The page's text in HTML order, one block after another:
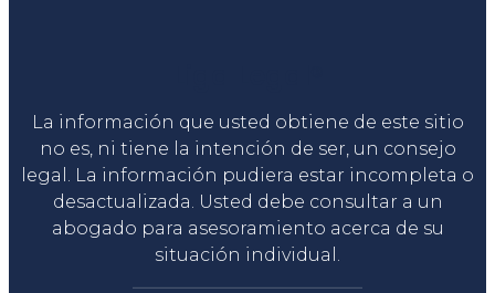
La información que usted obtiene de este sitio
no es, ni tiene la intención de ser, un consejo
legal. La información pudiera estar incompleta o
desactualizada. Usted debe consultar a un
abogado para asesoramiento acerca de su
situación individual.